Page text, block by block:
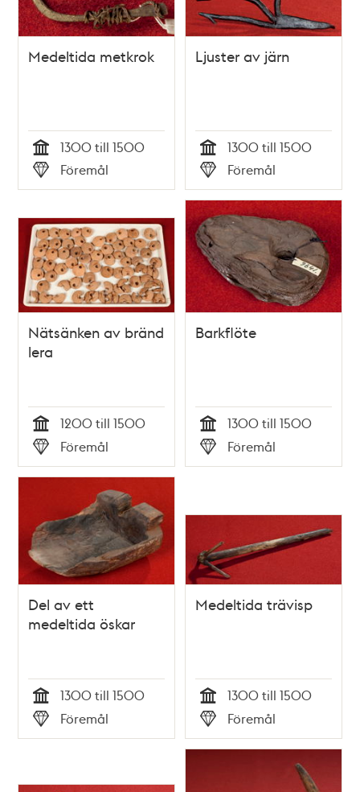
Medeltida metkrok
Tid
1300 till 1500
Typ
Föremål
Ljuster av järn
Tid
1300 till 1500
Typ
Föremål
Nätsänken av bränd
lera
Tid
1200 till 1500
Typ
Föremål
Barkflöte
Tid
1300 till 1500
Typ
Föremål
Del av ett
medeltida öskar
Tid
1300 till 1500
Typ
Föremål
Medeltida trävisp
Tid
1300 till 1500
Typ
Föremål